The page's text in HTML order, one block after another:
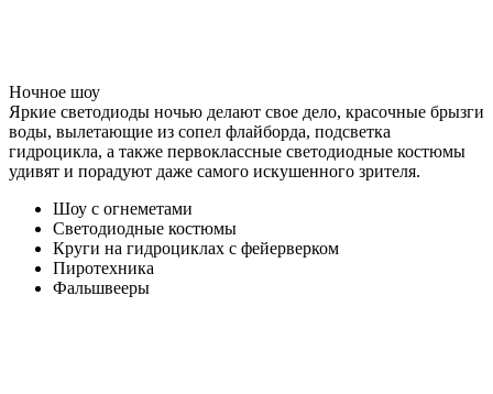
Ночное шоу
Яркие светодиоды ночью делают свое дело, красочные брызги
воды, вылетающие из сопел флайборда, подсветка
гидроцикла, а также первоклассные светодиодные костюмы
удивят и порадуют даже самого искушенного зрителя.
Шоу с огнеметами
Светодиодные костюмы
Круги на гидроциклах с фейерверком
Пиротехника
Фальшвееры